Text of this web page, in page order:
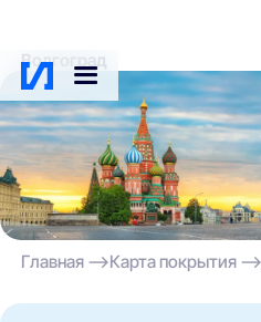
Волгоград
Главная Карта покрытия